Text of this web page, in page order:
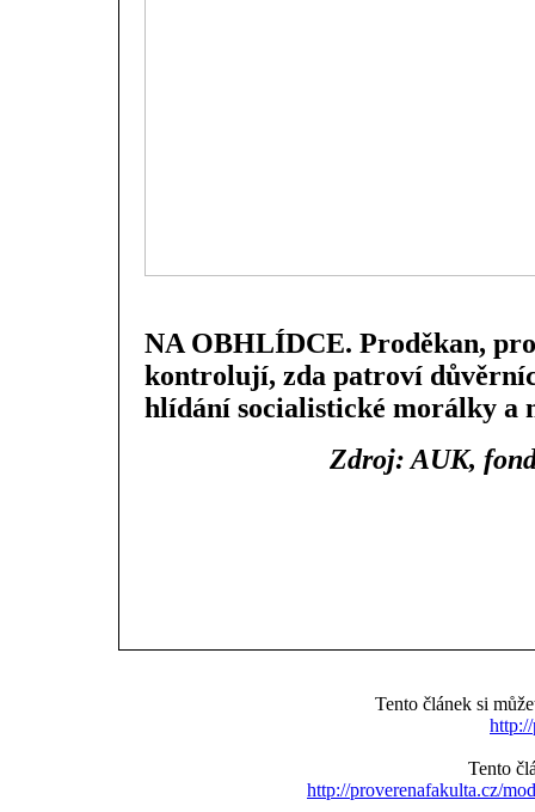
NA OBHLÍDCE. Proděkan,
kontrolují, zda patroví
hlídání socialistické morálky a
Zdroj: AUK,
Tento článek si
Tento
http://proverenafakulta.cz/